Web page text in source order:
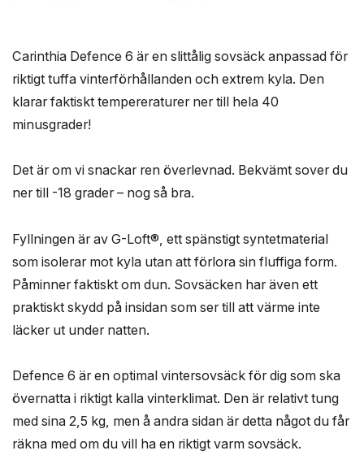
Carinthia Defence 6 är en slittålig sovsäck anpassad för
riktigt tuffa vinterförhållanden och extrem kyla. Den
klarar faktiskt tempereraturer ner till hela 40
minusgrader!
Det är om vi snackar ren överlevnad. Bekvämt sover du
ner till -18 grader – nog så bra.
Fyllningen är av G-Loft®, ett spänstigt syntetmaterial
som isolerar mot kyla utan att förlora sin fluffiga form.
Påminner faktiskt om dun. Sovsäcken har även ett
praktiskt skydd på insidan som ser till att värme inte
läcker ut under natten.
Defence 6 är en optimal vintersovsäck för dig som ska
övernatta i riktigt kalla vinterklimat. Den är relativt tung
med sina 2,5 kg, men å andra sidan är detta något du får
räkna med om du vill ha en riktigt varm sovsäck.